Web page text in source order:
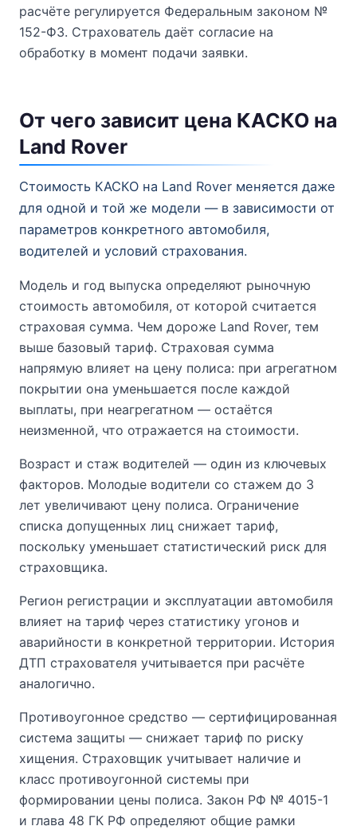
расчёте регулируется Федеральным законом №
152-ФЗ. Страхователь даёт согласие на
обработку в момент подачи заявки.
От чего зависит цена КАСКО на
Land Rover
Стоимость КАСКО на Land Rover меняется даже
для одной и той же модели — в зависимости от
параметров конкретного автомобиля,
водителей и условий страхования.
Модель и год выпуска определяют рыночную
стоимость автомобиля, от которой считается
страховая сумма. Чем дороже Land Rover, тем
выше базовый тариф. Страховая сумма
напрямую влияет на цену полиса: при агрегатном
покрытии она уменьшается после каждой
выплаты, при неагрегатном — остаётся
неизменной, что отражается на стоимости.
Возраст и стаж водителей — один из ключевых
факторов. Молодые водители со стажем до 3
лет увеличивают цену полиса. Ограничение
списка допущенных лиц снижает тариф,
поскольку уменьшает статистический риск для
страховщика.
Регион регистрации и эксплуатации автомобиля
влияет на тариф через статистику угонов и
аварийности в конкретной территории. История
ДТП страхователя учитывается при расчёте
аналогично.
Противоугонное средство — сертифицированная
система защиты — снижает тариф по риску
хищения. Страховщик учитывает наличие и
класс противоугонной системы при
формировании цены полиса. Закон РФ № 4015-1
и глава 48 ГК РФ определяют общие рамки